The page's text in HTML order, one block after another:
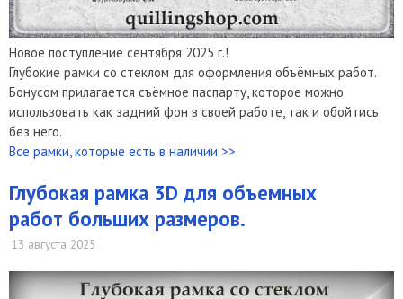
Новое поступление сентября 2025 г.!
Глубокие рамки со стеклом для оформления объёмных работ.
Бонусом прилагается съёмное паспарту, которое можно
использовать как задний фон в своей работе, так и обойтись
без него.
Все рамки, которые есть в наличии >>
Глубокая рамка 3D для объемных
работ больших размеров.
13 августа 2025